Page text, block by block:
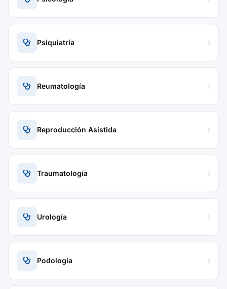
Psiquiatría
Reumatología
Reproducción Asistida
Traumatología
Urología
Podología